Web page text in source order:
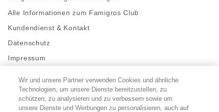
Alle Informationen zum Famigros Club
Kundendienst & Kontakt
Datenschutz
Impressum
Bleibe mit uns in Kontakt
Facebook
https://twitter.com/migros
https://www.youtube.com/user/
PinterestInstagram
Wir und unsere Partner verwenden Cookies und ähnliche
Technologien, um unsere Dienste bereitzustellen, zu
schützen, zu analysieren und zu verbessern sowie um
unsere Dienste und Werbungen zu personalisieren, auch auf